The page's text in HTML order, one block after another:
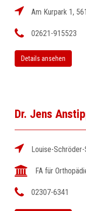
Am Kurpark 1,
02621-915523
Details ansehen
Dr. Jens
Louise-
FA für
02307-6341